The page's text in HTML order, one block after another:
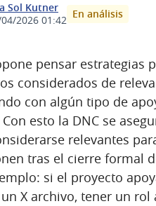
Sol Kutner
2026 01:42 En análisis
pensar estrategias
considerados de
con algún tipo de
esto la DNC se
relevantes
tras el cierre formal
si el proyecto
X archivo, tener un